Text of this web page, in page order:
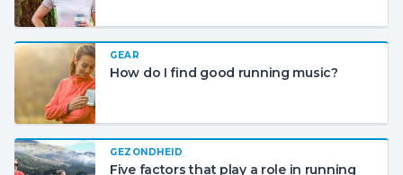
GEAR
How do I find good running music?
GEZONDHEID
Five factors that play a role in running